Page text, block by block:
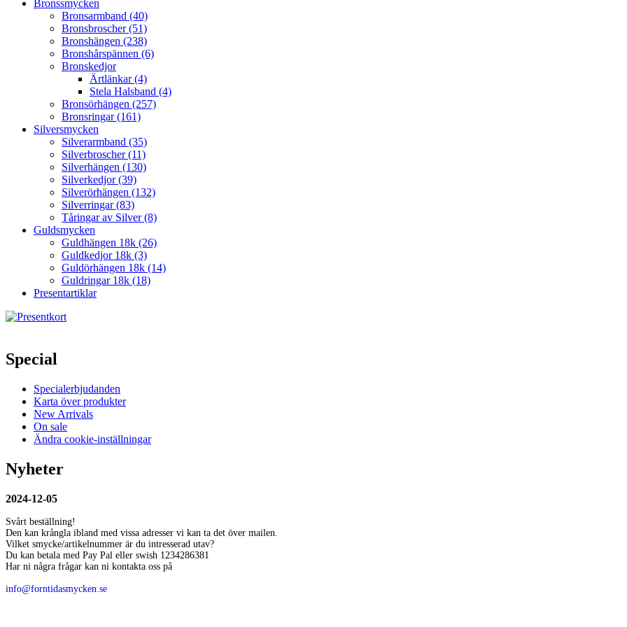
Bronssmycken
Bronsarmband (40)
Bronsbroscher (51)
Bronshängen (238)
Bronshårspännen (6)
Bronskedjor
Ärtlänkar (4)
Stela Halsband (4)
Bronsörhängen (257)
Bronsringar (161)
Silversmycken
Silverarmband (35)
Silverbroscher (11)
Silverhängen (130)
Silverkedjor (39)
Silverörhängen (132)
Silverringar (83)
Tåringar av Silver (8)
Guldsmycken
Guldhängen 18k (26)
Guldkedjor 18k (3)
Guldörhängen 18k (14)
Guldringar 18k (18)
Presentartiklar
Special
Specialerbjudanden
Karta över produkter
New Arrivals
On sale
Ändra cookie-inställningar
Nyheter
2024-12-05
Svårt beställning!
Den kan krångla ibland med vissa adresser vi kan ta det över mailen.
Vilket smycke/artikelnummer är du intresserad utav?
Du kan betala med Pay Pal eller swish 1234286381
Har ni några frågar kan ni kontakta oss på
info@forntidasmycken.se